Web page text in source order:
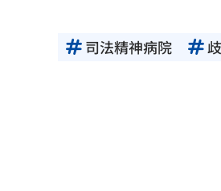
司法精神病院